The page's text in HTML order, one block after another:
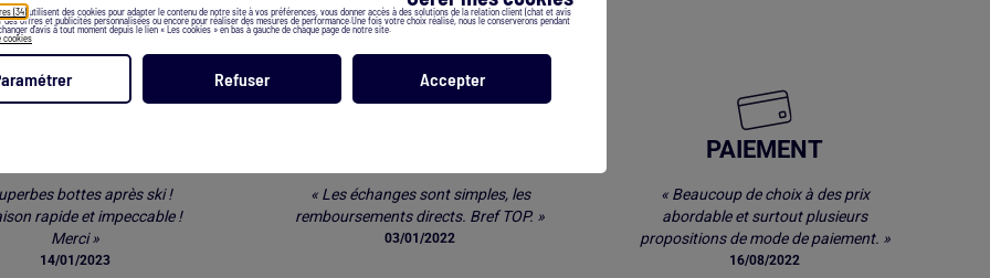
(34) utilisent des cookies pour adapter le contenu de notre site à vos préférences, vous donner accès à des solutions de la relation client (chat et avis
des offres et publicités personnalisées ou encore pour réaliser des mesures de performance.Une fois votre choix réalisé, nous le conserverons pendant
d’avis à tout moment depuis le lien « Les cookies » en bas à gauche de chaque page de notre site.
cookies
Refuser Accepter
Les clients parlent de nos services *
bottes après ski !
rapide et impeccable !
Merci »
14/01/2023
« Les échanges sont simples, les
remboursements directs. Bref TOP. »
03/01/2022
PAIEMENT
« Beaucoup de choix à des prix
abordable et surtout plusieurs
propositions de mode de paiement. »
16/08/2022